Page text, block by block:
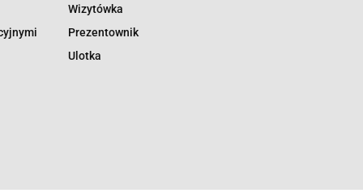
Wizytówka
Prezentownik
Ulotka